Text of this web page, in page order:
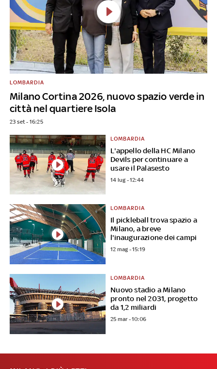
Milano Cortina 2026, nuovo spazio verde in
città nel quartiere Isola
LOMBARDIA
23 set - 16:25
L'appello della HC Milano
Devils per continuare a
usare il Palasesto
LOMBARDIA
14 lug - 12:44
Il pickleball trova spazio a
Milano, a breve
l'inaugurazione dei campi
LOMBARDIA
12 mag - 15:19
Nuovo stadio a Milano
pronto nel 2031, progetto
da 1,2 miliardi
LOMBARDIA
25 mar - 10:06